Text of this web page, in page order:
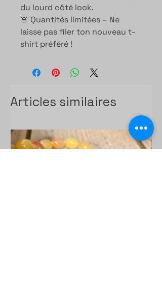
du lourd côté look.
🚨 Quantités limitées – Ne
laisse pas filer ton nouveau t-
shirt préféré !
Articles similaires